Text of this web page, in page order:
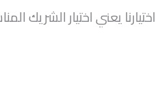
اختيارنا يعني اختيار